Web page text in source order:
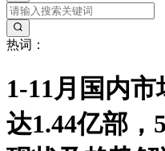
热词：
1-11月国内
达1.44亿部，